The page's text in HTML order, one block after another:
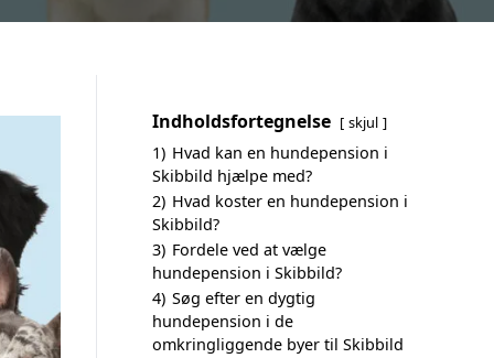
Indholdsfortegnelse skjul
1) Hvad kan en hundepension i
Skibbild hjælpe med?
2) Hvad koster en hundepension i
Skibbild?
3) Fordele ved at vælge
hundepension i Skibbild?
4) Søg efter en dygtig
hundepension i de
omkringliggende byer til Skibbild